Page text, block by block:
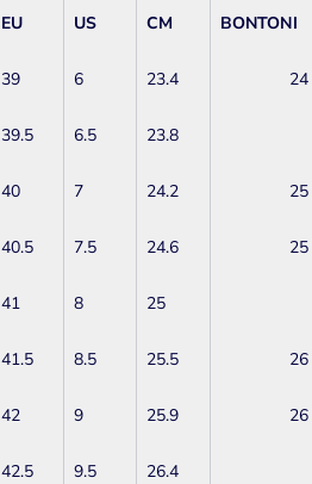
EU US CM BONTONI
39 6 23.4
39.5 6.5 23.8
40 7 24.2
40.5 7.5 24.6
41 8 25
41.5 8.5 25.5
42 9 25.9
42.5 9.5 26.4